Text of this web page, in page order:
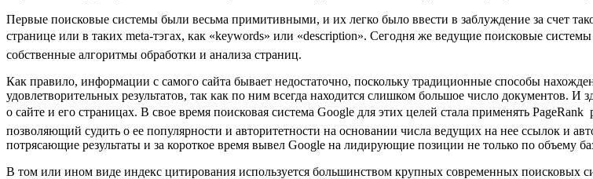
Первые поисковые системы были весьма примитивными, и их легко было ввести в заблуждение за счет
странице или в таких meta-тэгах, как «keywords» или «description». Сегодня же ведущие поисковые
собственные алгоритмы обработки и анализа страниц.
Как правило, информации с самого сайта бывает недостаточно, поскольку традиционные способы
удовлетворительных результатов, так как по ним всегда находится слишком большое число документов.
о сайте и его страницах. В свое время поисковая система Google для этих целей стала применять
позволяющий судить о ее популярности и авторитетности на основании числа ведущих на нее ссылок и
потрясающие результаты и за короткое время вывел Google на лидирующие позиции не только по объему
В том или ином виде индекс цитирования используется большинством крупных современных